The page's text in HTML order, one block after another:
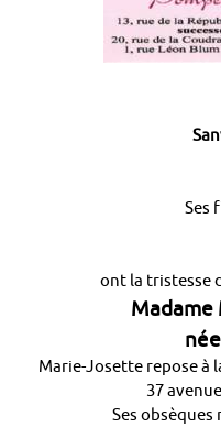
Ses
ont la tristesse
Madame
Marie-Josette repose à
37
Ses